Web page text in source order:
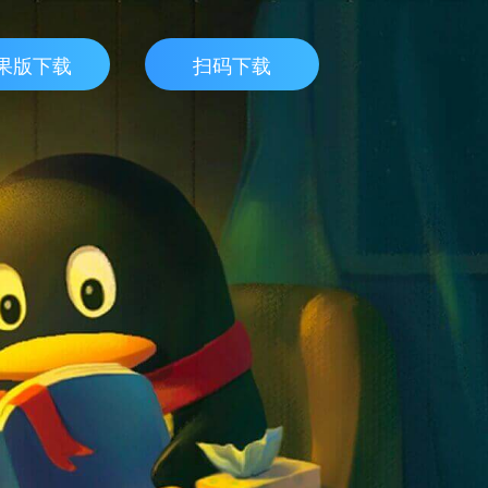
扫码下载
版下载